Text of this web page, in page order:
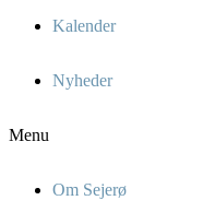
Kalender
Nyheder
Menu
Om Sejerø